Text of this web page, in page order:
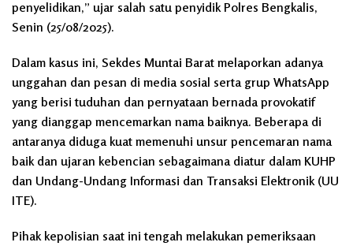
penyelidikan,” ujar salah satu penyidik Polres Bengkalis,
Senin (25/08/2025).
Dalam kasus ini, Sekdes Muntai Barat melaporkan adanya
unggahan dan pesan di media sosial serta grup WhatsApp
yang berisi tuduhan dan pernyataan bernada provokatif
yang dianggap mencemarkan nama baiknya. Beberapa di
antaranya diduga kuat memenuhi unsur pencemaran nama
baik dan ujaran kebencian sebagaimana diatur dalam KUHP
dan Undang-Undang Informasi dan Transaksi Elektronik (UU
ITE).
Pihak kepolisian saat ini tengah melakukan pemeriksaan